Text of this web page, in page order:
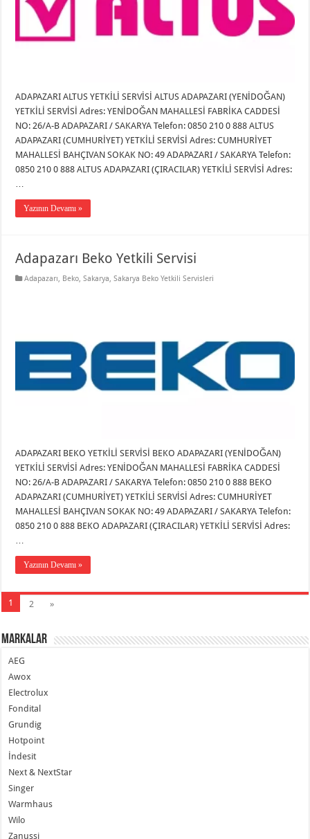
ADAPAZARI ALTUS YETKİLİ SERVİSİ ALTUS ADAPAZARI (YENİDOĞAN)
YETKİLİ SERVİSİ Adres: YENİDOĞAN MAHALLESİ FABRİKA CADDESİ
NO: 26/A-B ADAPAZARI / SAKARYA Telefon: 0850 210 0 888 ALTUS
ADAPAZARI (CUMHURİYET) YETKİLİ SERVİSİ Adres: CUMHURİYET
MAHALLESİ BAHÇIVAN SOKAK NO: 49 ADAPAZARI / SAKARYA Telefon:
0850 210 0 888 ALTUS ADAPAZARI (ÇIRACILAR) YETKİLİ SERVİSİ Adres:
Yazının Devamı »
Adapazarı Beko Yetkili Servisi
Adapazarı, Beko,Sakarya,Sakarya Beko Yetkili Servisleri
ADAPAZARI BEKO YETKİLİ SERVİSİ BEKO ADAPAZARI (YENİDOĞAN)
YETKİLİ SERVİSİ Adres: YENİDOĞAN MAHALLESİ FABRİKA CADDESİ
NO: 26/A-B ADAPAZARI / SAKARYA Telefon: 0850 210 0 888 BEKO
ADAPAZARI (CUMHURİYET) YETKİLİ SERVİSİ Adres: CUMHURİYET
MAHALLESİ BAHÇIVAN SOKAK NO: 49 ADAPAZARI / SAKARYA Telefon:
0850 210 0 888 BEKO ADAPAZARI (ÇIRACILAR) YETKİLİ SERVİSİ Adres:
Yazının Devamı »
1 2 »
Markalar
AEG
Awox
Electrolux
Fondital
Grundig
Hotpoint
İndesit
Next & NextStar
Singer
Warmhaus
Wilo
Zanussi